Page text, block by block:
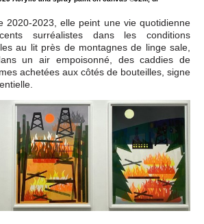
2020-2023, elle peint une vie quotidienne
surréalistes dans les conditions
au lit près de montagnes de linge sale,
un air empoisonné, des caddies de
achetées aux côtés de bouteilles, signe